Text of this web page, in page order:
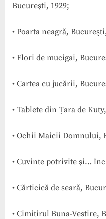
Bucureşti, 1929;
• Poarta neagră,
• Flori de mucigai,
• Cartea cu jucării,
• Tablete din Ţara de
• Ochii Maicii Domnului,
• Cuvinte potrivite şi…
• Cărticică de seară,
• Cimitirul Buna-Vestire,